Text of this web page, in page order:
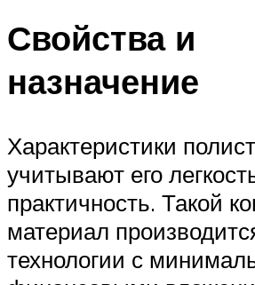
Свойства и
назначение
Характеристики
учитывают его
практичность. Такой
материал
технологии с